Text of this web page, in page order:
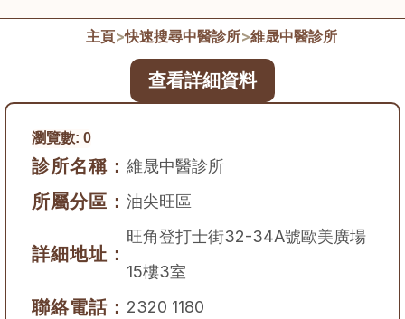
查看詳細資料
瀏覽數: 0
診所名稱： 維晟中醫診所
所屬分區： 油尖旺區
詳細地址：
旺角登打士街32-34A號歐美廣場
15樓3室
聯絡電話： 2320 1180
主頁>快速搜尋中醫診所>維晟中醫診所